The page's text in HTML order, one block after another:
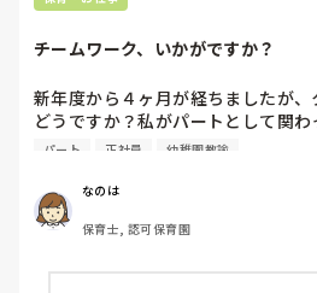
チームワーク、いかがですか？
新年度から４ヶ月が経ちましたが
どうですか？私がパートとして関
社員の連携が取れておらずギクシャ
という形です。もう少しチーム保育
て楽なんじゃないかなぁと思います。
パート 正社員 幼稚園教諭
なのは
保育士, 認可保育園